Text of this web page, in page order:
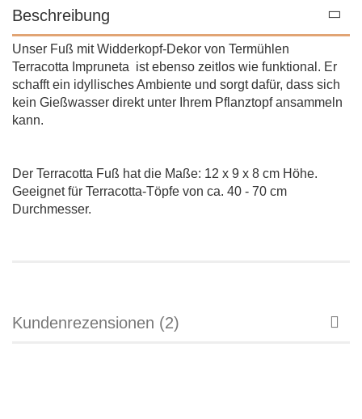
Beschreibung
Unser Fuß mit Widderkopf-Dekor von Termühlen
Terracotta Impruneta ist ebenso zeitlos wie funktional. Er
schafft ein idyllisches Ambiente und sorgt dafür, dass sich
kein Gießwasser direkt unter Ihrem Pflanztopf ansammeln
kann.
Der Terracotta Fuß hat die Maße: 12 x 9 x 8 cm Höhe.
Geeignet für Terracotta-Töpfe von ca. 40 - 70 cm
Durchmesser.
Kundenrezensionen (2)